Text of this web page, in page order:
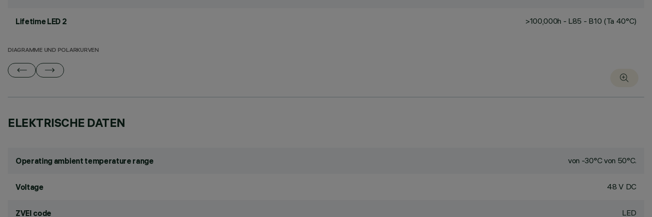
Lifetime LED 2 >100,000h - L85 - B10 (Ta 40°C)
DIAGRAMME UND POLARKURVEN
ELEKTRISCHE DATEN
Operating ambient temperature range von -30°C von 50°C.
Voltage 48 V DC
ZVEI code LED